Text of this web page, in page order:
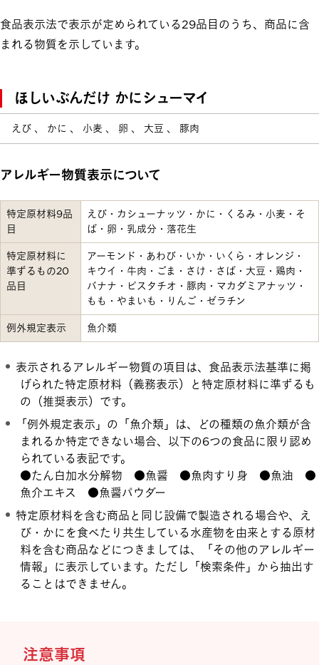
食品表示法で表示が定められている29品目のうち、商品に含
まれる物質を示しています。
ほしいぶんだけ かにシューマイ
えび 、 かに 、 小麦 、 卵 、 大豆 、 豚肉
アレルギー物質表示について
特定原材料9品
目
えび・カシューナッツ・かに・くるみ・小麦・そ
ば・卵・乳成分・落花生
特定原材料に
準ずるもの20
品目
アーモンド・あわび・いか・いくら・オレンジ・
キウイ・牛肉・ごま・さけ・さば・大豆・鶏肉・
バナナ・ピスタチオ・豚肉・マカダミアナッツ・
もも・やまいも・りんご・ゼラチン
例外規定表示 魚介類
表示されるアレルギー物質の項目は、食品表示法基準に掲
げられた特定原材料（義務表示）と特定原材料に準ずるも
の（推奨表示）です。
「例外規定表示」の「魚介類」は、どの種類の魚介類が含
まれるか特定できない場合、以下の6つの食品に限り認め
られている表記です。
●たん白加水分解物 ●魚醤 ●魚肉すり身 ●魚油 ●
魚介エキス ●魚醤パウダー
特定原材料を含む商品と同じ設備で製造される場合や、え
び・かにを食べたり共生している水産物を由来とする原材
料を含む商品などにつきましては、「その他のアレルギー
情報」に表示しています。ただし「検索条件」から抽出す
ることはできません。
注意事項